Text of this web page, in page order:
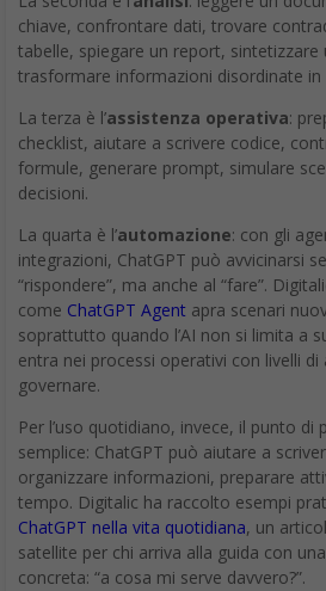
chiave, confrontare dati, trovare
tabelle, spiegare un report, sintetizzare
trasformare informazioni disordinate in
La terza è l’assistenza operativa:
checklist, aiutare a scrivere codice,
formule, generare prompt, simulare
decisioni.
La quarta è l’automazione: con gli
integrazioni, ChatGPT può avvicinarsi
“rispondere”, ma anche al “fare”.
come ChatGPT Agent apra scenari
soprattutto quando l’AI non si limita a
entra nei processi operativi con livelli
governare.
Per l’uso quotidiano, invece, il punto di
semplice: ChatGPT può aiutare a
organizzare informazioni, preparare
tempo. Digitalic ha raccolto esempi
ChatGPT nella vita quotidiana, un
satellite per chi arriva alla guida con
concreta: “a cosa mi serve davvero?”.